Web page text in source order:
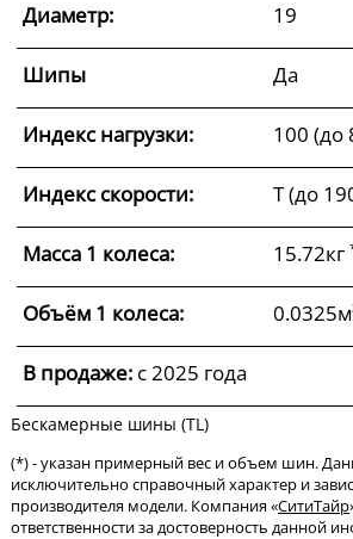
Диаметр: 19
Шипы Да
Индекс нагрузки: 100 (до
Индекс скорости: T (до
Масса 1 колеса: 15.72кг
Объём 1 колеса:
В продаже: c 2025 года
Бескамерные шины (TL)
(*) - указан примерный вес и объем шин.
исключительно справочный характер и
производителя модели. Компания «СитиТайр
ответственности за достоверность данной